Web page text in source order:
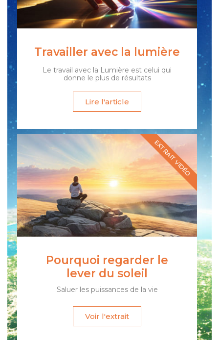
Travailler avec la lumière
Le travail avec la Lumière est celui qui
donne le plus de résultats
Lire l'article
Pourquoi regarder le
lever du soleil
Saluer les puissances de la vie
Voir l'extrait
EXTRAIT VIDÉO